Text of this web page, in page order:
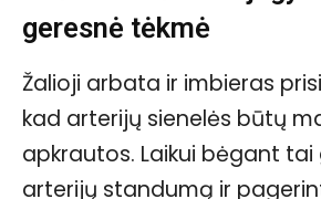
geresnė tėkmė
Žalioji arbata ir imbieras
kad arterijų sienelės būtų
apkrautos. Laikui bėgant tai
arterijų standumą ir